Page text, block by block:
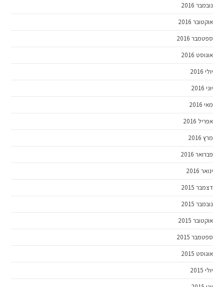
נובמבר 2016
אוקטובר 2016
ספטמבר 2016
אוגוסט 2016
יולי 2016
יוני 2016
מאי 2016
אפריל 2016
מרץ 2016
פברואר 2016
ינואר 2016
דצמבר 2015
נובמבר 2015
אוקטובר 2015
ספטמבר 2015
אוגוסט 2015
יולי 2015